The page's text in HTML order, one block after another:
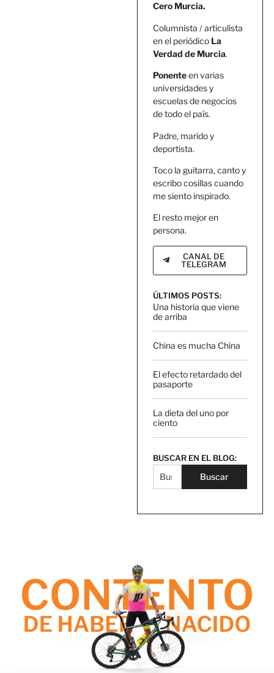
Cero Murcia.
Columnista / articulista
en el periódico La
Verdad de Murcia.
Ponenteen varias
universidades y
escuelas de negocios
de todo el país.
Padre, marido y
deportista.
Toco la guitarra, canto y
escribo cosillas cuando
me siento inspirado.
El resto mejor en
persona.
CANAL DE
TELEGRAM
ÚLTIMOS POSTS:
Una historia que viene
de arriba
China es mucha China
El efecto retardado del
pasaporte
La dieta del uno por
ciento
BUSCAR EN EL BLOG:
Buscar